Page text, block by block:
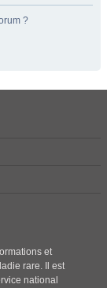
?
et
rare. Il est
national